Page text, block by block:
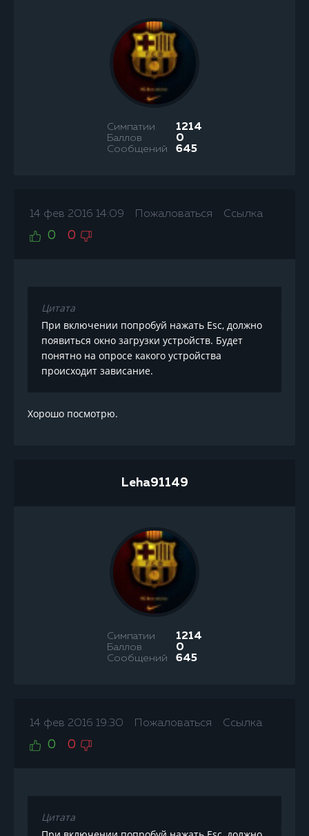
Симпатии 1214
Баллов 0
Сообщений 645
14 фев 2016 14:09 Пожаловаться Ссылка
0 0
Цитата
При включении попробуй нажать Esc, должно
появиться окно загрузки устройств. Будет
понятно на опросе какого устройства
происходит зависание.
Хорошо посмотрю.
Leha91149
Симпатии 1214
Баллов 0
Сообщений 645
14 фев 2016 19:30 Пожаловаться Ссылка
0 0
Цитата